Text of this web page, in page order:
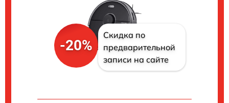
-20%
Скидка по
предварительной
записи на сайте